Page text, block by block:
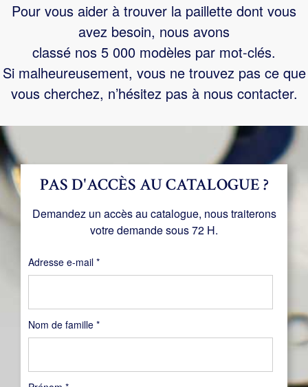
Pour vous aider à trouver la paillette dont vous
avez besoin, nous avons
classé nos 5 000 modèles par mot-clés.
Si malheureusement, vous ne trouvez pas ce que
vous cherchez, n’hésitez pas à nous contacter.
Nom de famille *
PAS D'ACCÈS AU CATALOGUE ?
Demandez un accès au catalogue, nous traiterons
votre demande sous 72 H.
Adresse e-mail *Obligatoire